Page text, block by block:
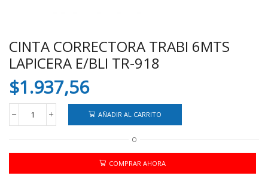
CINTA CORRECTORA TRABI 6MTS
LAPICERA E/BLI TR-918
$1.937,56
CINTA
CORRECTORA
6MTS
E/BLI
AÑADIR AL CARRITO
O
COMPRAR AHORA